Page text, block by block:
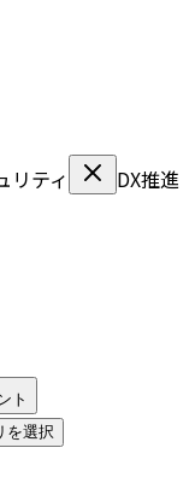
リティ DX推進
ト
を選択